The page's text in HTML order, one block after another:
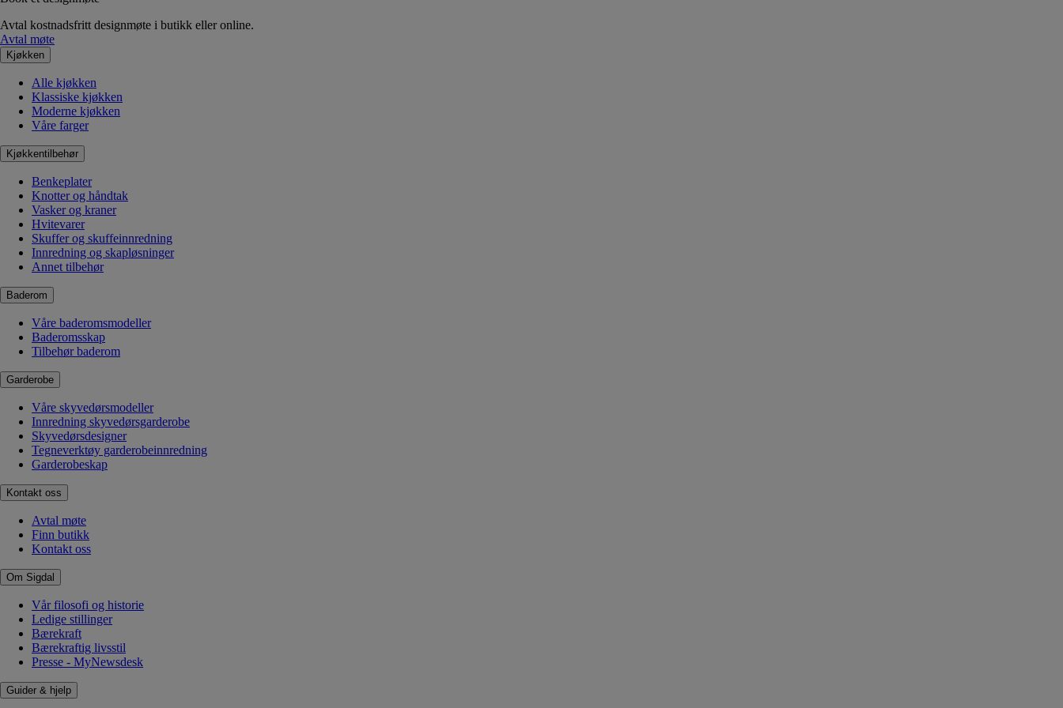
Avtal kostnadsfritt designmøte i butikk eller online.
Avtal møte
Kjøkken
Alle kjøkken
Klassiske kjøkken
Moderne kjøkken
Våre farger
Kjøkkentilbehør
Benkeplater
Knotter og håndtak
Vasker og kraner
Hvitevarer
Skuffer og skuffeinnredning
Innredning og skapløsninger
Annet tilbehør
Baderom
Våre baderomsmodeller
Baderomsskap
Tilbehør baderom
Garderobe
Våre skyvedørsmodeller
Innredning skyvedørsgarderobe
Skyvedørsdesigner
Tegneverktøy garderobeinnredning
Garderobeskap
Kontakt oss
Avtal møte
Finn butikk
Kontakt oss
Om Sigdal
Vår filosofi og historie
Ledige stillinger
Bærekraft
Bærekraftig livsstil
Presse - MyNewsdesk
Guider & hjelp